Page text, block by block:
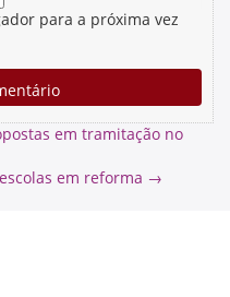
para a próxima vez
em tramitação no
em reforma →